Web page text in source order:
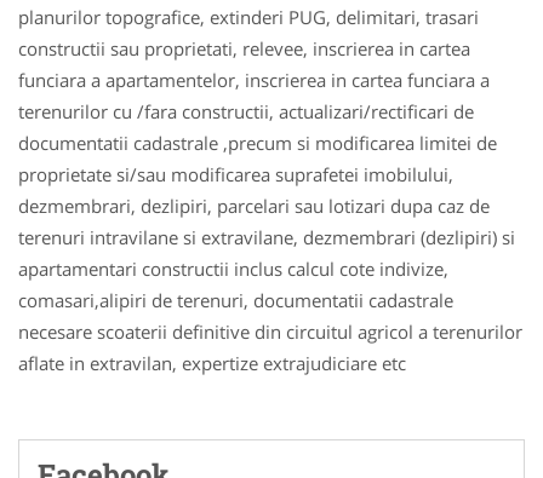
planurilor topografice, extinderi PUG, delimitari, trasari
constructii sau proprietati, relevee, inscrierea in cartea
funciara a apartamentelor, inscrierea in cartea funciara a
terenurilor cu /fara constructii, actualizari/rectificari de
documentatii cadastrale ,precum si modificarea limitei de
proprietate si/sau modificarea suprafetei imobilului,
dezmembrari, dezlipiri, parcelari sau lotizari dupa caz de
terenuri intravilane si extravilane, dezmembrari (dezlipiri) si
apartamentari constructii inclus calcul cote indivize,
comasari,alipiri de terenuri, documentatii cadastrale
necesare scoaterii definitive din circuitul agricol a terenurilor
aflate in extravilan, expertize extrajudiciare etc